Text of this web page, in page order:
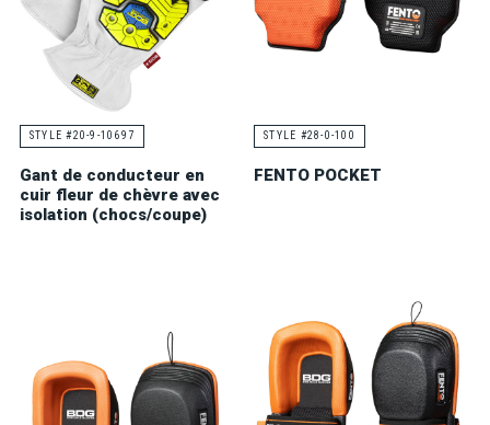
STYLE #20-9-10697
Gant de conducteur en
cuir fleur de chèvre avec
isolation (chocs/coupe)
STYLE #28-0-100
FENTO POCKET